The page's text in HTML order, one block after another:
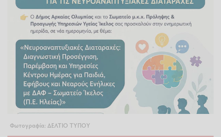
Φωτογραφία: ΔΕΛΤΙΟ ΤΥΠΟΥ